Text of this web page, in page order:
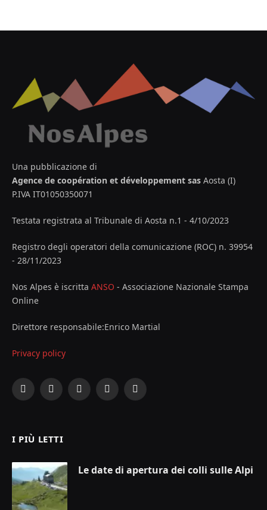
Una pubblicazione di
Agence de coopération et développement sas Aosta (I)
P.IVA IT01050350071
Testata registrata al Tribunale di Aosta n.1 - 4/10/2023
Registro degli operatori della comunicazione (ROC) n. 39954
- 28/11/2023
Nos Alpes è iscritta ANSO - Associazione Nazionale Stampa
Online
Direttore responsabile:Enrico Martial
Privacy policy
Facebook
X
InstagramYouTubeLinkedIn
I PIÙ LETTI
Le date di apertura dei colli sulle Alpi